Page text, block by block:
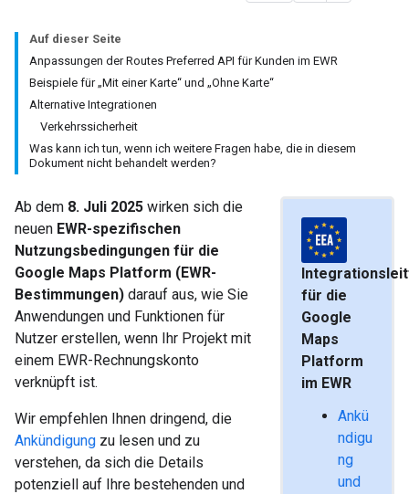
Auf dieser Seite
Anpassungen der Routes Preferred API für Kunden im EWR
Beispiele für „Mit einer Karte“ und „Ohne Karte“
Alternative Integrationen
Verkehrssicherheit
Was kann ich tun, wenn ich weitere Fragen habe, die in diesem
Dokument nicht behandelt werden?
für die
Google
Maps
Platform
im EWR
Ankü
ndigu
ng
und
Ab dem 8. Juli 2025 wirken sich die
neuen EWR-spezifischen
Nutzungsbedingungen für die
Google Maps Platform (EWR-
Bestimmungen) darauf aus, wie Sie
Anwendungen und Funktionen für
Nutzer erstellen, wenn Ihr Projekt mit
einem EWR-Rechnungskonto
verknüpft ist.
Wir empfehlen Ihnen dringend, die
Ankündigung zu lesen und zu
verstehen, da sich die Details
potenziell auf Ihre bestehenden und